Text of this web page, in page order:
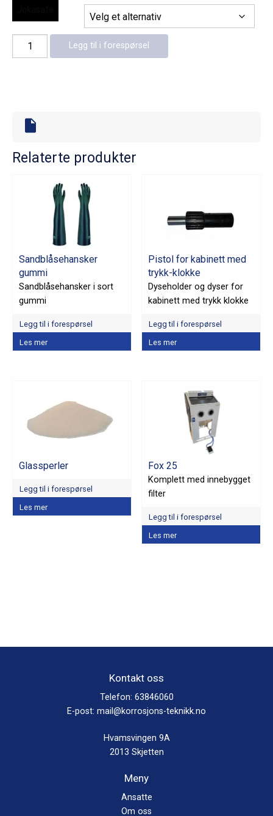
Jokasafe
sandblåsehanske
Legg til i forespørsel
Relaterte produkter
Sandblåsehansker
gummi
Sandblåsehansker i sort
gummi
Legg til i forespørsel
Dette
produktet
Alternativene
på
Les mer
Pistol for kabinett med
trykk-klokke
Dyseholder og dyser for
kabinett med trykk klokke
Legg til i forespørsel
Les mer
Glassperler
Legg til i forespørsel
Dette
produktet
Les mer
Fox 25
Komplett med innebygget
filter
Legg til i forespørsel
Les mer
Kontakt oss
Telefon: 63846060
E-post: mail@korrosjons-teknikk.no
Hvamsvingen 9A
2013 Skjetten
Meny
Ansatte
Om oss